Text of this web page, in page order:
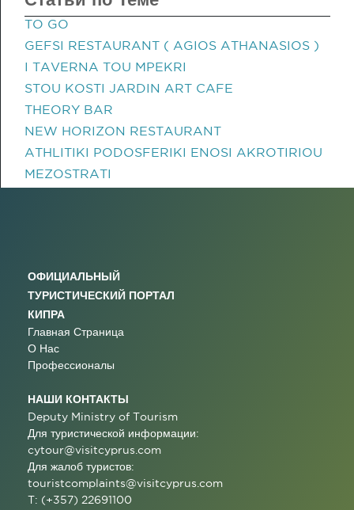
TO GO
GEFSI RESTAURANT ( AGIOS ATHANASIOS )
I TAVERNA TOU MPEKRI
STOU KOSTI JARDIN ART CAFE
THEORY BAR
NEW HORIZON RESTAURANT
ATHLITIKI PODOSFERIKI ENOSI AKROTIRIOU
MEZOSTRATI
ОФИЦИАЛЬНЫЙ
ТУРИСТИЧЕСКИЙ ПОРТАЛ
КИПРА
Главная Страница
О Нас
Профессионалы
НАШИ КОНТАКТЫ
Deputy Ministry of Tourism
Для туристической информации:
cytour@visitcyprus.com
Для жалоб туристов:
touristcomplaints@visitcyprus.com
T: (+357) 22691100